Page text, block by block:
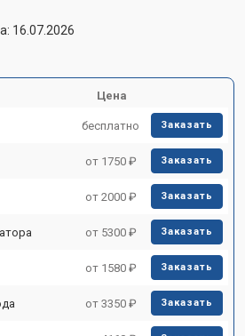
16.07.2026
Цена
бесплатно Заказать
от 1750 ₽ Заказать
от 2000 ₽ Заказать
от 5300 ₽ Заказать
от 1580 ₽ Заказать
от 3350 ₽ Заказать